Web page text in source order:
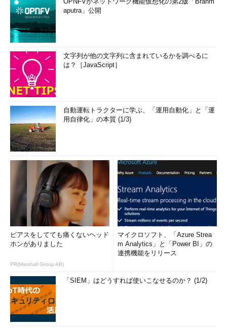
aputra」公開
文字列が他の文字列に含まれているかを調べるに
は？［JavaScript］
自動運転トラクターに学ぶ、「運用自動化」と「運
用自律化」の本質 (1/3)
ピアスをしてても痛くないヘッド
ホンがありました
PR(Marshall Group AB)
マイクロソフト、「Azure Strea
m Analytics」と「Power BI」の
連携機能をリリース
「SIEM」はどうすれば使いこなせるのか？ (1/2)